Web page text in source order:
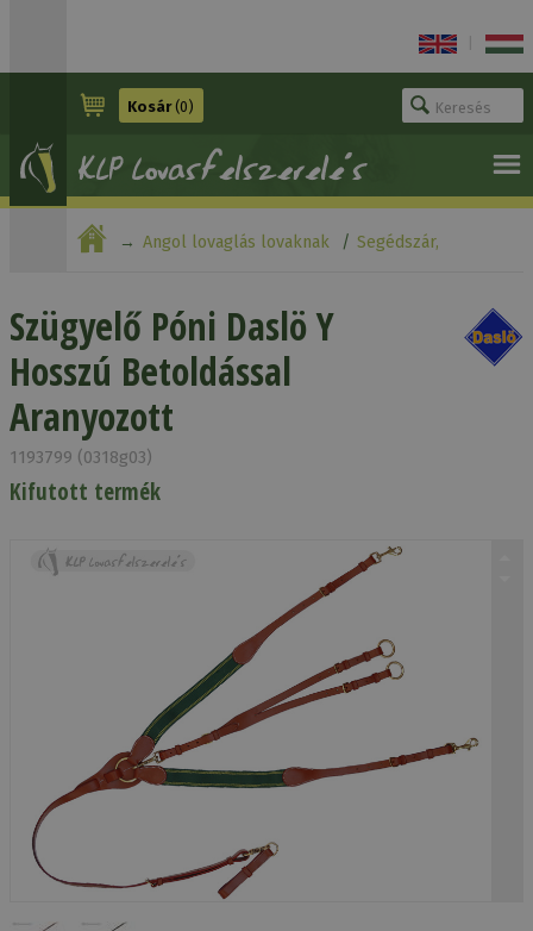
Kosár(0)
Angol lovaglás lovaknak Segédszár,
Aranyozott
Szügyelő Póni Daslö Y
Hosszú Betoldással
Aranyozott
1193799 (0318g03)
Kifutott termék